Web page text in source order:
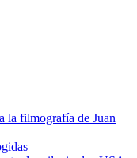
la filmografía de Juan